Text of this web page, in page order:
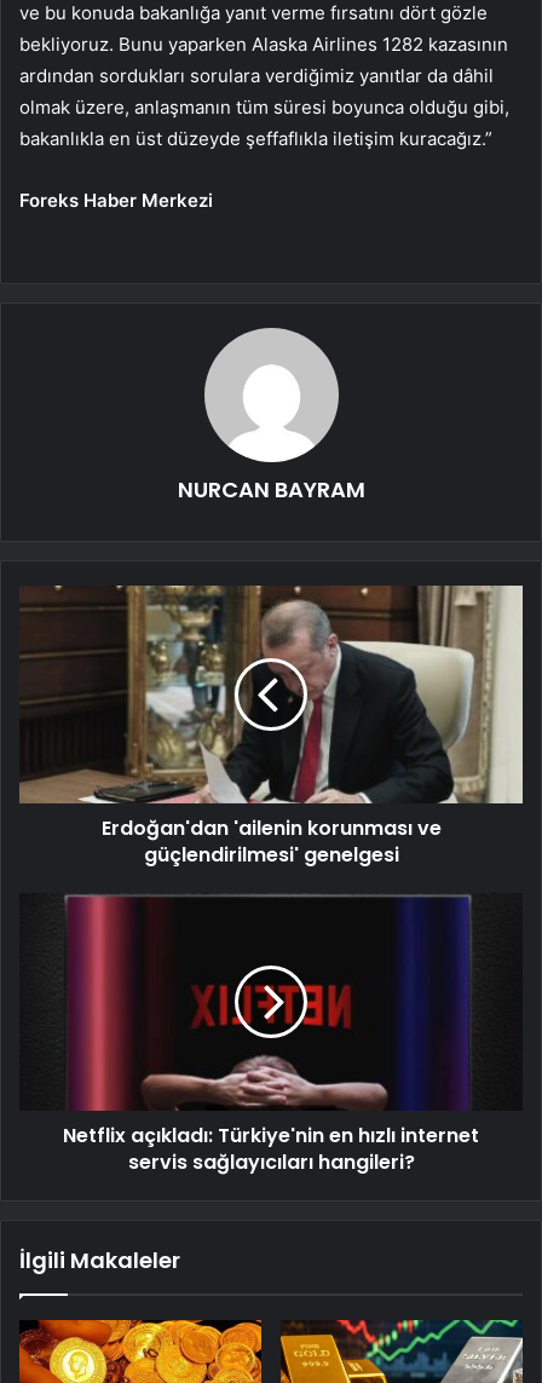
ve bu konuda bakanlığa yanıt verme fırsatını dört gözle
bekliyoruz. Bunu yaparken Alaska Airlines 1282 kazasının
ardından sordukları sorulara verdiğimiz yanıtlar da dâhil
olmak üzere, anlaşmanın tüm süresi boyunca olduğu gibi,
bakanlıkla en üst düzeyde şeffaflıkla iletişim kuracağız.”
Foreks Haber Merkezi
NURCAN BAYRAM
Erdoğan'dan 'ailenin korunması ve
güçlendirilmesi' genelgesi
Netflix açıkladı: Türkiye'nin en hızlı internet
servis sağlayıcıları hangileri?
İlgili Makaleler